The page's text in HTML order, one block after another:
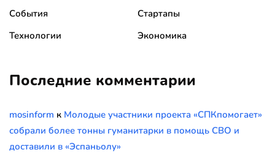
События
Стартапы
Технологии
Экономика
Последние комментарии
mosinform к Молодые участники проекта «СПКпомогает»
собрали более тонны гуманитарки в помощь СВО и
доставили в «Эспаньолу»